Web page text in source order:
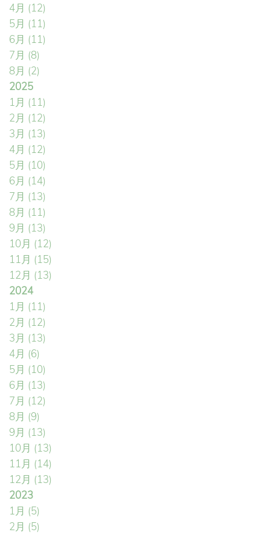
4月 (12)
5月 (11)
6月 (11)
7月 (8)
8月 (2)
2025
1月 (11)
2月 (12)
3月 (13)
4月 (12)
5月 (10)
6月 (14)
7月 (13)
8月 (11)
9月 (13)
10月 (12)
11月 (15)
12月 (13)
2024
1月 (11)
2月 (12)
3月 (13)
4月 (6)
5月 (10)
6月 (13)
7月 (12)
8月 (9)
9月 (13)
10月 (13)
11月 (14)
12月 (13)
2023
1月 (5)
2月 (5)